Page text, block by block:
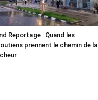
Reportage : Quand les
prennent le chemin de la